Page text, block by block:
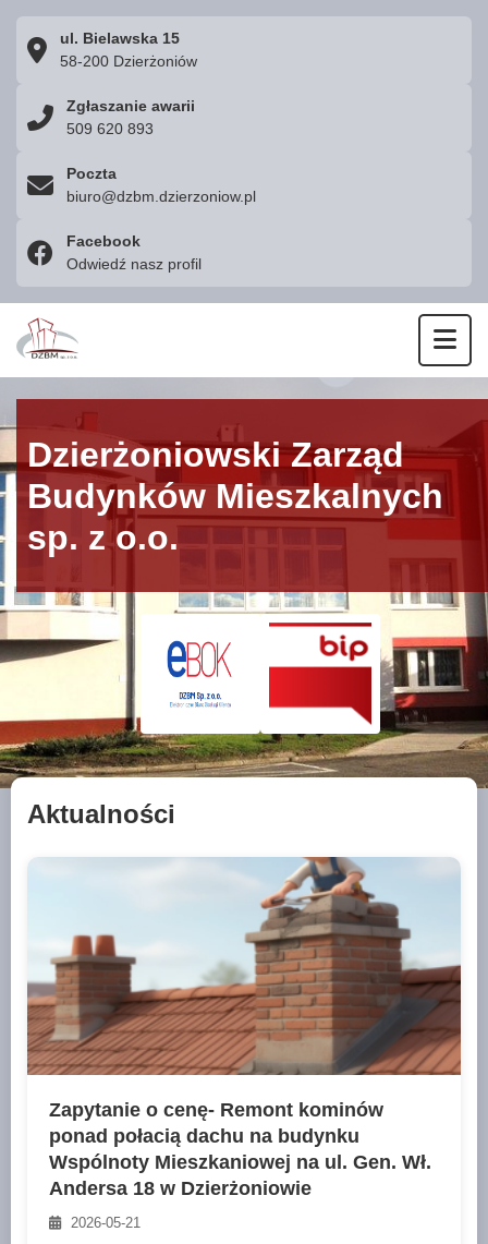
ul. Bielawska 15
58-200 Dzierżoniów
Zgłaszanie awarii
509 620 893
Poczta
biuro@dzbm.dzierzoniow.pl
Facebook
Odwiedź nasz profil
Dzierżoniowski Zarząd
Budynków Mieszkalnych
sp. z o.o.
Aktualności
Zapytanie o cenę- Remont kominów
ponad połacią dachu na budynku
Wspólnoty Mieszkaniowej na ul. Gen. Wł.
Andersa 18 w Dzierżoniowie
2026-05-21